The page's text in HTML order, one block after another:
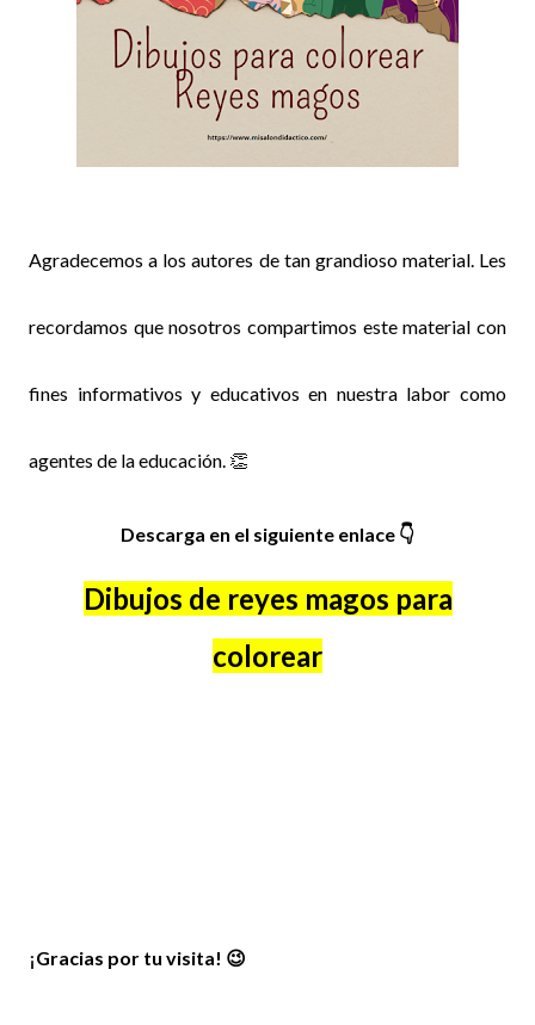
Agradecemos a los autores de tan grandioso material. Les
recordamos que nosotros compartimos este material con
fines informativos y educativos en nuestra labor como
agentes de la educación. 👏
Descarga en el siguiente enlace 👇
Dibujos de reyes magos para
colorear
¡Gracias por tu visita! 😉